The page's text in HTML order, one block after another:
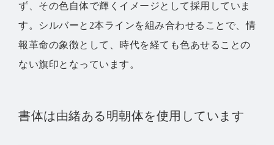
ず、その色自体で輝くイメージとして採用していま
す。シルバーと2本ラインを組み合わせることで、情
報革命の象徴として、時代を経ても色あせることの
ない旗印となっています。
書体は由緒ある明朝体を使用しています